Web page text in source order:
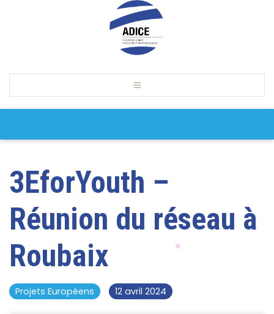
3EforYouth –
Réunion du réseau à
Roubaix
Projets Européens 12 avril 2024